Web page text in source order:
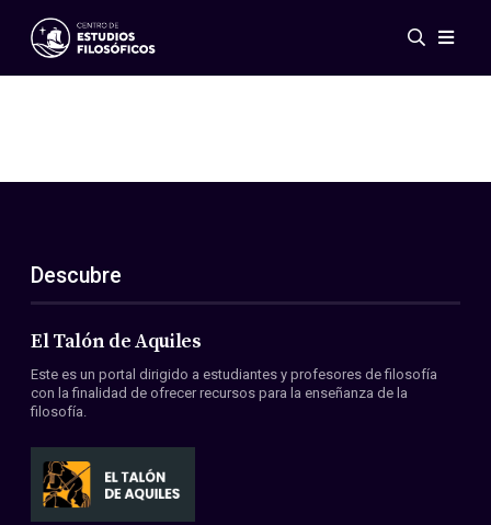
Eventos
ES
EN
Acerca de nosotros
Miembros
Convenios
Descubre
El Talón de Aquiles
Este es un portal dirigido a estudiantes y profesores de filosofía
con la finalidad de ofrecer recursos para la enseñanza de la
filosofía.